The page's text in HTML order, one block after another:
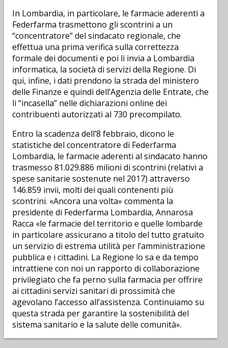
In Lombardia, in particolare, le farmacie aderenti a
Federfarma trasmettono gli scontrini a un
“concentratore” del sindacato regionale, che
effettua una prima verifica sulla correttezza
formale dei documenti e poi li invia a Lombardia
informatica, la società di servizi della Regione. Di
qui, infine, i dati prendono la strada del ministero
delle Finanze e quindi dell’Agenzia delle Entrate, che
li “incasella” nelle dichiarazioni online dei
contribuenti autorizzati al 730 precompilato.
Entro la scadenza dell’8 febbraio, dicono le
statistiche del concentratore di Federfarma
Lombardia, le farmacie aderenti al sindacato hanno
trasmesso 81.029.886 milioni di scontrini (relativi a
spese sanitarie sostenute nel 2017) attraverso
146.859 invii, molti dei quali contenenti più
scontrini. «Ancora una volta» commenta la
presidente di Federfarma Lombardia, Annarosa
Racca «le farmacie del territorio e quelle lombarde
in particolare assicurano a titolo del tutto gratuito
un servizio di estrema utilità per l’amministrazione
pubblica e i cittadini. La Regione lo sa e da tempo
intrattiene con noi un rapporto di collaborazione
privilegiato che fa perno sulla farmacia per offrire
ai cittadini servizi sanitari di prossimità che
agevolano l’accesso all’assistenza. Continuiamo su
questa strada per garantire la sostenibilità del
sistema sanitario e la salute delle comunità».